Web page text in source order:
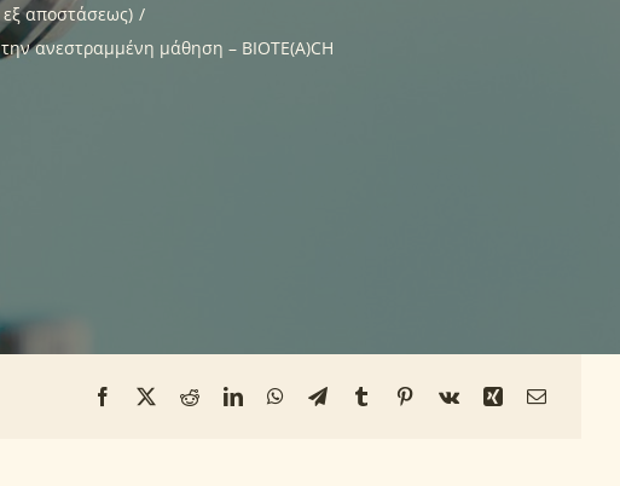
αποστάσεως)
ανεστραμμένη μάθηση – BIOTE(A)CH